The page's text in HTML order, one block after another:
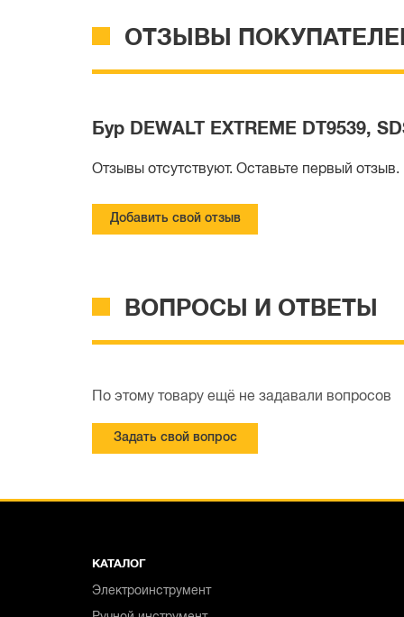
ОТЗЫВЫ
Бур DEWALT EXTREME DT9539,
Отзывы отсутствуют. Оставьте первый отзыв.
Добавить свой отзыв
ВОПРОСЫ И ОТВЕТЫ
По этому товару ещё не задавали вопросов
Задать свой вопрос
КАТАЛОГ
Электроинструмент